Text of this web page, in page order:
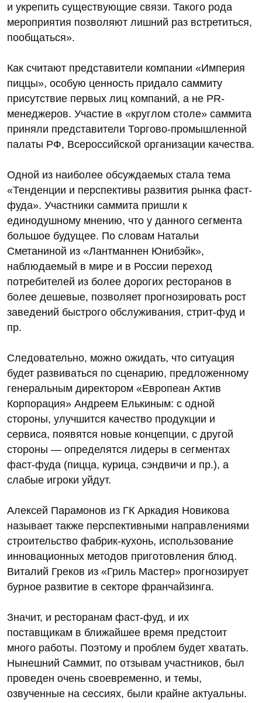
и укрепить существующие связи. Такого рода
мероприятия позволяют лишний раз встретиться,
пообщаться».
Как считают представители компании «Империя
пиццы», особую ценность придало саммиту
присутствие первых лиц компаний, а не PR-
менеджеров. Участие в «круглом столе» саммита
приняли представители Торгово-промышленной
палаты РФ, Всероссийской организации качества.
Одной из наиболее обсуждаемых стала тема
«Тенденции и перспективы развития рынка фаст-
фуда». Участники саммита пришли к
единодушному мнению, что у данного сегмента
большое будущее. По словам Натальи
Сметаниной из «Лантманнен Юнибэйк»,
наблюдаемый в мире и в России переход
потребителей из более дорогих ресторанов в
более дешевые, позволяет прогнозировать рост
заведений быстрого обслуживания, стрит-фуд и
пр.
Следовательно, можно ожидать, что ситуация
будет развиваться по сценарию, предложенному
генеральным директором «Европеан Актив
Корпорация» Андреем Елькиным: с одной
стороны, улучшится качество продукции и
сервиса, появятся новые концепции, с другой
стороны — определятся лидеры в сегментах
фаст-фуда (пицца, курица, сэндвичи и пр.), а
слабые игроки уйдут.
Алексей Парамонов из ГК Аркадия Новикова
называет также перспективными направлениями
строительство фабрик-кухонь, использование
инновационных методов приготовления блюд.
Виталий Греков из «Гриль Мастер» прогнозирует
бурное развитие в секторе франчайзинга.
Значит, и ресторанам фаст-фуд, и их
поставщикам в ближайшее время предстоит
много работы. Поэтому и проблем будет хватать.
Нынешний Саммит, по отзывам участников, был
проведен очень своевременно, и темы,
озвученные на сессиях, были крайне актуальны.